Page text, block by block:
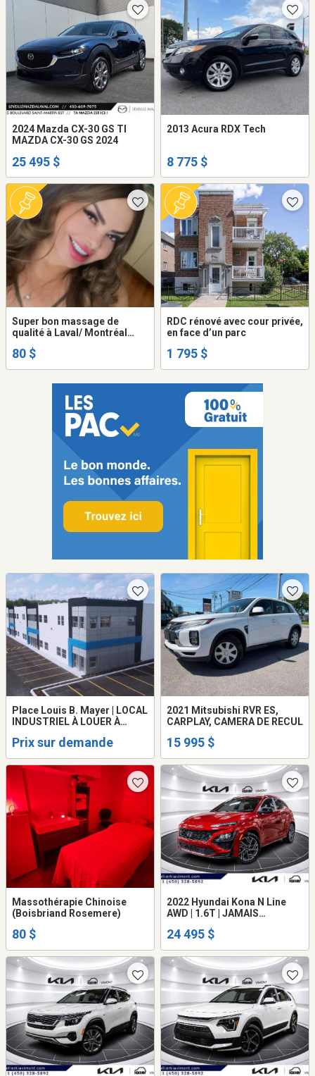
2024 Mazda CX-30 GS TI
MAZDA CX-30 GS 2024
25 495 $
2013 Acura RDX Tech
8 775 $
Super bon massage de
qualité à Laval/ Montréal
80 $
RDC rénové avec cour privée,
en face d’un parc
1 795 $
Place Louis B. Mayer | LOCAL
INDUSTRIEL À LOUER À
Prix sur demande
2021 Mitsubishi RVR ES,
CARPLAY, CAMERA DE RECUL
15 995 $
Massothérapie Chinoise
(Boisbriand Rosemere)
80 $
2022 Hyundai Kona N Line
AWD | 1.6T | JAMAIS
24 495 $